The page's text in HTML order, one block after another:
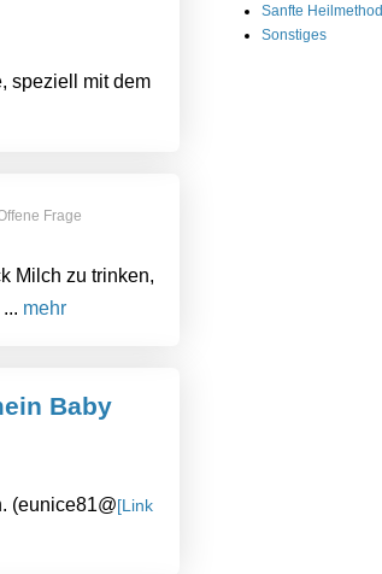
speziell mit dem
Frage
Milch zu trinken,
mehr
Baby
(eunice81@[Link
Sanfte
Sonstiges